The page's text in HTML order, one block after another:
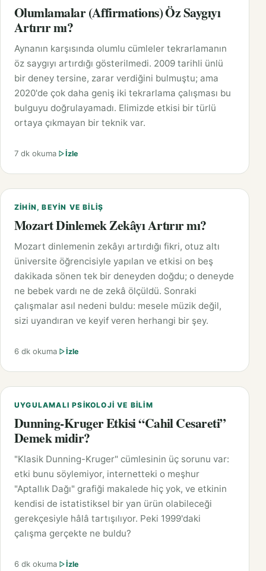
Olumlamalar (Affirmations) Öz Saygıyı
Artırır mı?
Aynanın karşısında olumlu cümleler tekrarlamanın
öz saygıyı artırdığı gösterilmedi. 2009 tarihli ünlü
bir deney tersine, zarar verdiğini bulmuştu; ama
2020'de çok daha geniş iki tekrarlama çalışması bu
bulguyu doğrulayamadı. Elimizde etkisi bir türlü
ortaya çıkmayan bir teknik var.
7 dk okuma İzle
ZIHIN, BEYIN VE BILIŞ
Mozart Dinlemek Zekâyı Artırır mı?
Mozart dinlemenin zekâyı artırdığı fikri, otuz altı
üniversite öğrencisiyle yapılan ve etkisi on beş
dakikada sönen tek bir deneyden doğdu; o deneyde
ne bebek vardı ne de zekâ ölçüldü. Sonraki
çalışmalar asıl nedeni buldu: mesele müzik değil,
sizi uyandıran ve keyif veren herhangi bir şey.
6 dk okuma İzle
UYGULAMALI PSIKOLOJI VE BILIM
Dunning-Kruger Etkisi “Cahil Cesareti”
Demek midir?
"Klasik Dunning-Kruger" cümlesinin üç sorunu var:
etki bunu söylemiyor, internetteki o meşhur
"Aptallık Dağı" grafiği makalede hiç yok, ve etkinin
kendisi de istatistiksel bir yan ürün olabileceği
gerekçesiyle hâlâ tartışılıyor. Peki 1999'daki
çalışma gerçekte ne buldu?
6 dk okuma İzle